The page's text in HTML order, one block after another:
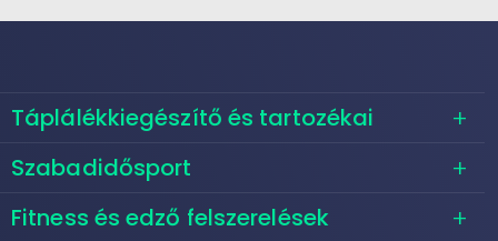
Táplálékkiegészítő és tartozékai
Szabadidősport
Fitness és edző felszerelések